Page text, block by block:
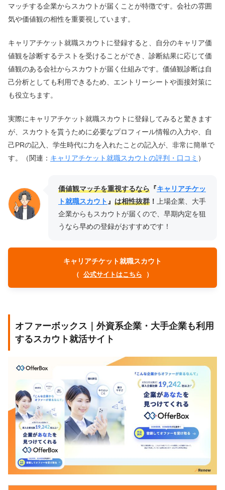
マッチする企業からスカウトが届くことが特徴です。会社の雰囲
気や価値観の相性を重要視しています。
キャリアチケット就職スカウトに登録すると、自分のキャリア価
値観を診断するテストを受けることができ、診断結果に応じて価
値観のある会社からスカウトが届く仕組みです。価値観診断は自
己分析としても利用できるため、エントリーシートや面接対策に
も役立ちます。
実際にキャリアチケット就職スカウトに登録してみると驚きます
が、スカウトを貰うために必要なプロフィール情報の入力や、自
己PRの記入、学生時代に力を入れたことの記入が、非常に簡単で
す。（関連： キャリアチケット就職スカウトの評判・口コミ ）
価値観マッチを重視するなら 『キャリアチケッ
ト就職スカウト 』 は相性抜群 ！
上場企業、大手
企業からもスカウトが届くので、早期内定を狙
うなら早めの登録がおすすめです！
キャリアチケット就職スカウト
（ 公式サイトはこちら ）
オファーボックス｜外資系企業・大手企業も利用
するスカウト就活サイト